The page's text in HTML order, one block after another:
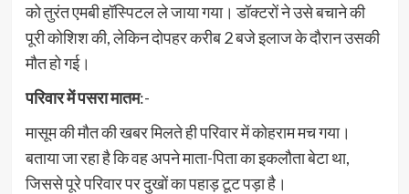
को तुरंत एमबी हॉस्पिटल ले जाया गया। डॉक्टरों ने उसे बचाने की
पूरी कोशिश की, लेकिन दोपहर करीब 2 बजे इलाज के दौरान उसकी
मौत हो गई।
परिवार में पसरा मातम:-
मासूम की मौत की खबर मिलते ही परिवार में कोहराम मच गया।
बताया जा रहा है कि वह अपने माता-पिता का इकलौता बेटा था,
जिससे पूरे परिवार पर दुखों का पहाड़ टूट पड़ा है।